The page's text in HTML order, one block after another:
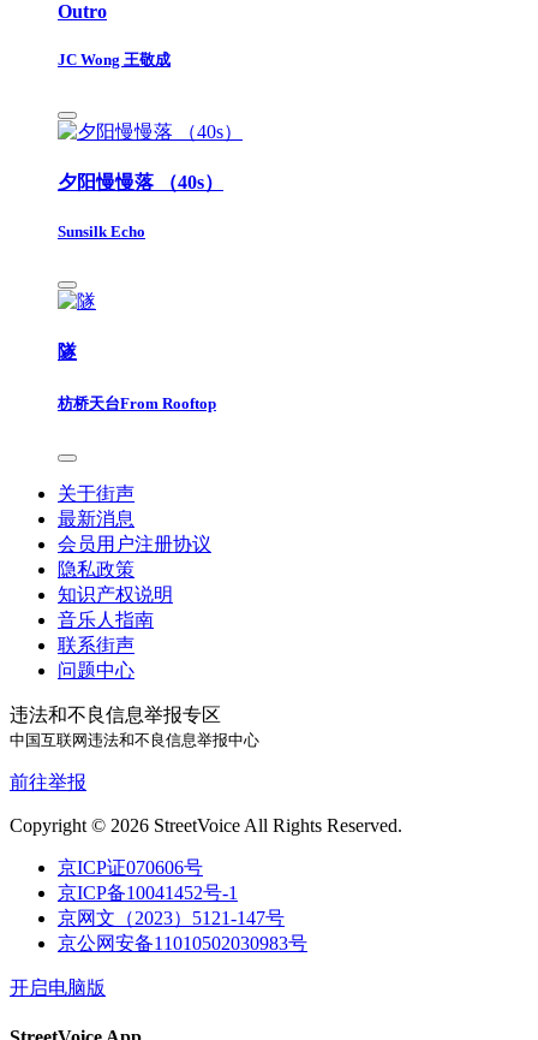
Outro
JC Wong 王敬成
夕阳慢慢落 （40s）
Sunsilk Echo
隧
枋桥天台From Rooftop
关于街声
最新消息
会员用户注册协议
隐私政策
知识产权说明
音乐人指南
联系街声
问题中心
违法和不良信息举报专区
中国互联网违法和不良信息举报中心
前往举报
Copyright © 2026 StreetVoice All Rights Reserved.
京ICP证070606号
京ICP备10041452号-1
京网文（2023）5121-147号
京公网安备11010502030983号
开启电脑版